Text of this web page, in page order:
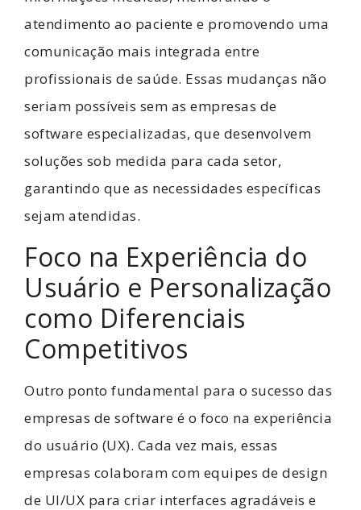
atendimento ao paciente e promovendo uma
comunicação mais integrada entre
profissionais de saúde. Essas mudanças não
seriam possíveis sem as empresas de
software especializadas, que desenvolvem
soluções sob medida para cada setor,
garantindo que as necessidades específicas
sejam atendidas.
Foco na Experiência do
Usuário e Personalização
como Diferenciais
Competitivos
Outro ponto fundamental para o sucesso das
empresas de software é o foco na experiência
do usuário (UX). Cada vez mais, essas
empresas colaboram com equipes de design
de UI/UX para criar interfaces agradáveis e